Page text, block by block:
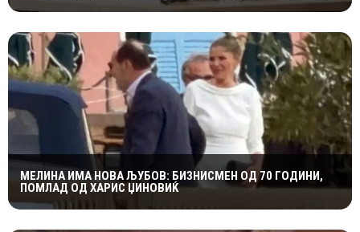
МЕЛИНА ИМА НОВА ЉУБОВ: БИЗНИСМЕН ОД 70 ГОДИНИ,
ПОМЛАД ОД ХАРИС ЏИНОВИЌ